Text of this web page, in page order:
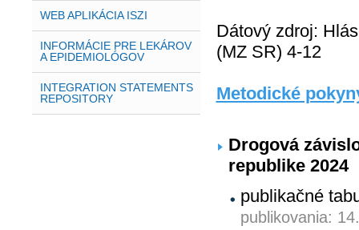
WEB APLIKÁCIA ISZI
INFORMÁCIE PRE LEKÁROV
A EPIDEMIOLÓGOV
INTEGRATION STATEMENTS
REPOSITORY
Dátový zdroj:
(MZ SR) 4-12
Metodické
Drogová
republike 2024
publikačné
publikovania: